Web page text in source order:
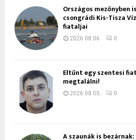
Országos mezőnyben
csongrádi Kis-Tisza
fiataljai
2026.08.06. 0
Eltűnt egy szentesi
megtalálni!
2026.08.05. 0
A szaunák is bezárnak: